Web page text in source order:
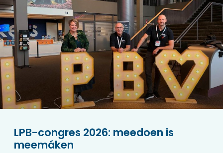
LPB-congres 2026: meedoen is
meemáken